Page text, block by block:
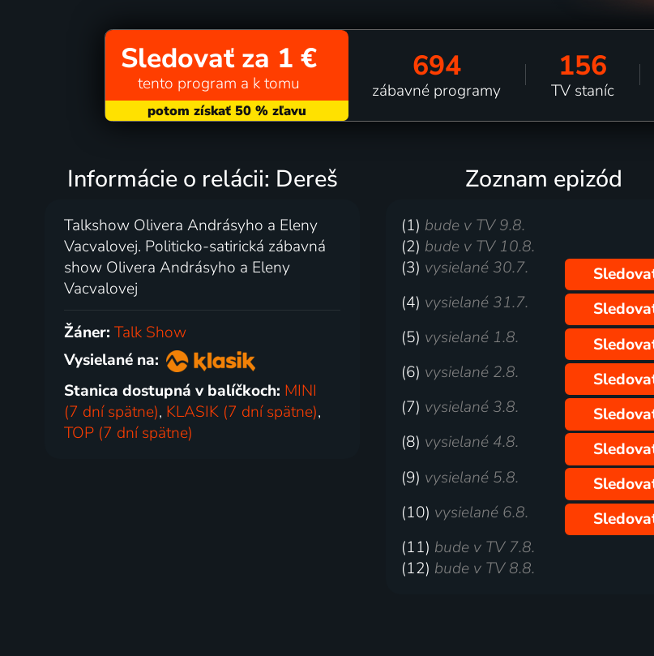
Sledovať za 1 €
tento program a k tomu 694
zábavné programy
156
TV staníc
Informácie o relácii: Dereš
Talkshow Olivera Andrásyho a Eleny
Vacvalovej. Politicko-satirická zábavná
show Olivera Andrásyho a Eleny
Vacvalovej
Žáner:Talk Show
Vysielané na:
Stanica dostupná v balíčkoch: MINI
(7 dní spätne), KLASIK (7 dní spätne),
TOP (7 dní spätne)
Zoznam epizód
(1) bude v TV 9.8.
(2) bude v TV 10.8.
(3) vysielané 30.7.
(4) vysielané 31.7.
(5) vysielané 1.8.
(6) vysielané 2.8.
(7) vysielané 3.8.
(8) vysielané 4.8.
(9) vysielané 5.8.
(10) vysielané 6.8.
(11) bude v TV 7.8.
(12) bude v TV 8.8.